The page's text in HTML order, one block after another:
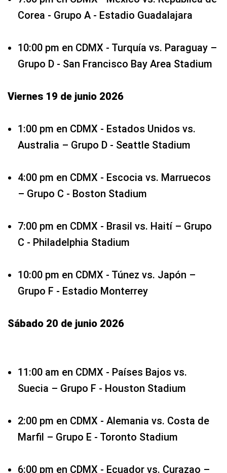
Corea - Grupo A - Estadio Guadalajara
10:00 pm en CDMX - Turquía vs. Paraguay –
Grupo D - San Francisco Bay Area Stadium
Viernes 19 de junio 2026
1:00 pm en CDMX - Estados Unidos vs.
Australia – Grupo D - Seattle Stadium
4:00 pm en CDMX - Escocia vs. Marruecos
– Grupo C - Boston Stadium
7:00 pm en CDMX - Brasil vs. Haití – Grupo
C - Philadelphia Stadium
10:00 pm en CDMX - Túnez vs. Japón –
Grupo F - Estadio Monterrey
Sábado 20 de junio 2026
11:00 am en CDMX - Países Bajos vs.
Suecia – Grupo F - Houston Stadium
2:00 pm en CDMX - Alemania vs. Costa de
Marfil – Grupo E - Toronto Stadium
6:00 pm en CDMX - Ecuador vs. Curazao –